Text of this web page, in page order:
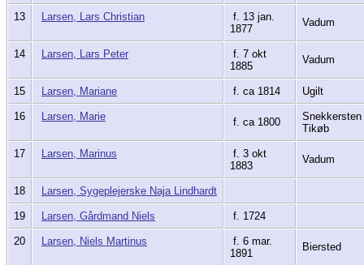
13 Larsen, Lars Christian
f. 13 jan.
1877
Vadum
14 Larsen, Lars Peter
f. 7 okt
1885
Vadum
15 Larsen, Mariane f. ca 1814 Ugilt
16 Larsen, Marie f. ca 1800
Snekkersten
Tikøb
17 Larsen, Marinus
f. 3 okt
1883
Vadum
18 Larsen, Sygeplejerske Naja Lindhardt
19 Larsen, Gårdmand Niels f. 1724
20 Larsen, Niels Martinus
f. 6 mar.
1891
Biersted